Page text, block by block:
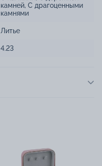
камней, С драгоценными
камнями
Литье
4.23